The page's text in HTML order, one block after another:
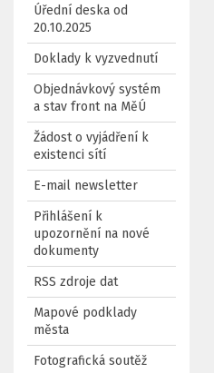
Úřední deska od
20.10.2025
Doklady k vyzvednutí
Objednávkový systém
a stav front na MěÚ
Žádost o vyjádření k
existenci sítí
E-mail newsletter
Přihlášení k
upozornění na nové
dokumenty
RSS zdroje dat
Mapové podklady
města
Fotografická soutěž